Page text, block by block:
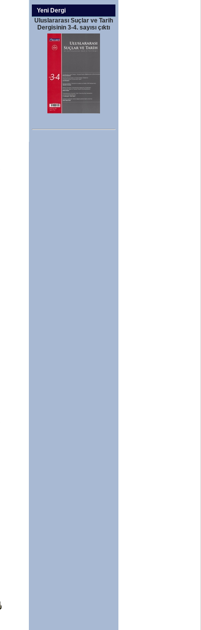
Yeni Dergi
Uluslararası Suçlar ve Tarih
Dergisinin 3-4. sayısı çıktı